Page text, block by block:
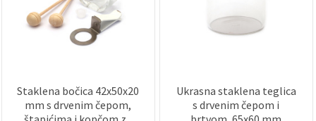
Staklena bočica 42x50x20
mm s drvenim čepom,
Ukrasna staklena teglica
s drvenim čepom i